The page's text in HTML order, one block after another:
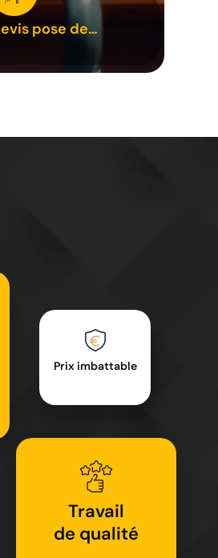
pose de
Prix imbattable
Travail
de qualité